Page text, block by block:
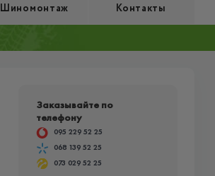
Шиномонтаж Контакты
Заказывайте по
телефону
095 229 52 25
068 139 52 25
073 029 52 25